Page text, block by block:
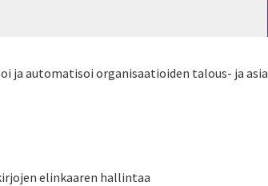
ja automatisoi organisaatioiden talous- ja
elinkaaren hallintaa